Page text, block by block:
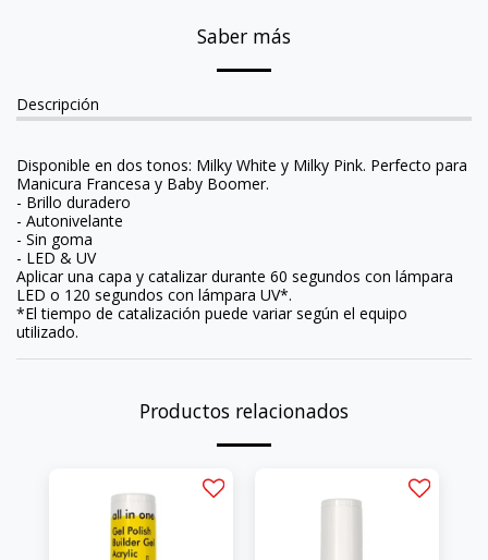
Saber más
Descripción
Disponible en dos tonos: Milky White y Milky Pink. Perfecto para
Manicura Francesa y Baby Boomer.
- Brillo duradero
- Autonivelante
- Sin goma
- LED & UV
Aplicar una capa y catalizar durante 60 segundos con lámpara
LED o 120 segundos con lámpara UV*.
*El tiempo de catalización puede variar según el equipo
utilizado.
Productos relacionados